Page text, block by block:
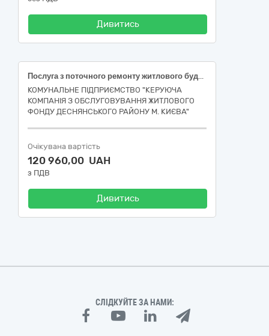
Дивитись
Послуга з поточного ремонту житлового будинку (об’єкту) за адресою: проспект Червоної Калини, 8 у Деснянському районі м. Києва встановлення металевих дверей за ДК 021:2015 (CPV):45420000-7 Столярні та теслярні роботи.
КОМУНАЛЬНЕ ПІДПРИЄМСТВО "КЕРУЮЧА
КОМПАНІЯ З ОБСЛУГОВУВАННЯ ЖИТЛОВОГО
ФОНДУ ДЕСНЯНСЬКОГО РАЙОНУ М. КИЄВА"
Очікувана вартість
120 960,00 UAH
з ПДВ
Дивитись
СЛІДКУЙТЕ ЗА НАМИ: